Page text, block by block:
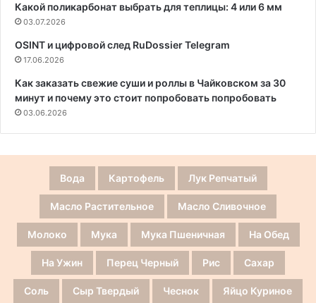
Какой поликарбонат выбрать для теплицы: 4 или 6 мм
03.07.2026
OSINT и цифровой след RuDossier Telegram
17.06.2026
Как заказать свежие суши и роллы в Чайковском за 30
минут и почему это стоит попробовать попробовать
03.06.2026
Вода Картофель Лук Репчатый
Масло Растительное Масло Сливочное
Молоко Мука Мука Пшеничная На Обед
На Ужин Перец Черный Рис Сахар
Соль Сыр Твердый Чеснок Яйцо Куриное